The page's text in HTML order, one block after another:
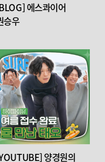
에스콰이어
승우
양경원의